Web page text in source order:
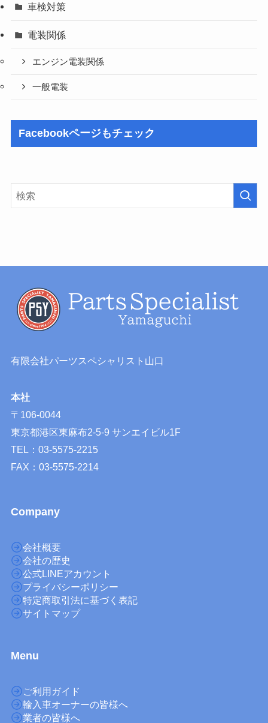
車検対策
電装関係
エンジン電装関係
一般電装
Facebookページもチェック
有限会社パーツスペシャリスト山口
本社
〒106-0044
東京都港区東麻布2-5-9 サンエイビル1F
TEL：03-5575-2215
FAX：03-5575-2214
Company
会社概要
会社の歴史
公式LINEアカウント
プライバシーポリシー
特定商取引法に基づく表記
サイトマップ
Menu
ご利用ガイド
輸入車オーナーの皆様へ
業者の皆様へ